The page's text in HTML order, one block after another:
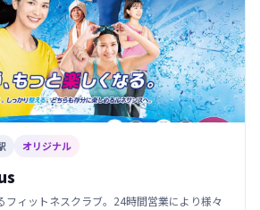
オリジナル
フィットネスクラブ。24時間営業により様々